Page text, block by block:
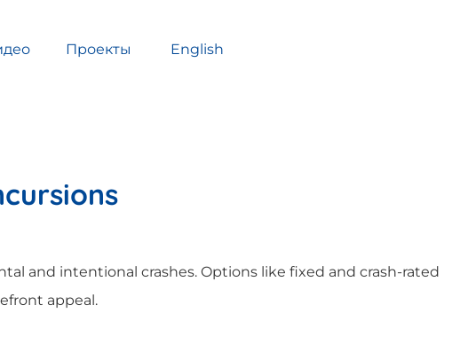
Проекты English
and intentional crashes. Options like fixed and crash-rated
appeal.